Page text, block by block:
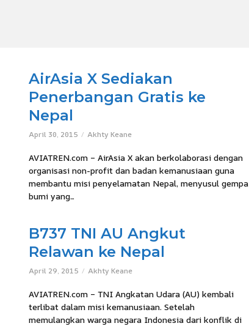
AirAsia X Sediakan
Penerbangan Gratis ke
Nepal
April 30, 2015 Akhty Keane
AVIATREN.com – AirAsia X akan berkolaborasi dengan
organisasi non-profit dan badan kemanusiaan guna
membantu misi penyelamatan Nepal, menyusul gempa
bumi yang...
B737 TNI AU Angkut
Relawan ke Nepal
April 29, 2015 Akhty Keane
AVIATREN.com – TNI Angkatan Udara (AU) kembali
terlibat dalam misi kemanusiaan. Setelah
memulangkan warga negara Indonesia dari konflik di